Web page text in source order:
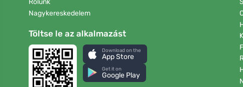
Rólunk
Nagykereskedelem
Töltse le az alkalmazást
Download on the
App Store
Get it on
Google Play